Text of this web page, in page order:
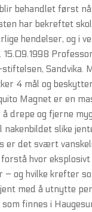
behandlet først
har bekreftet
hendelser, og i
Sandvika.
4 mål og
Magnet er en
drepe og fjerne
slike
er det svært
forstå hvor
– og hvilke krefter
med å utnytte
som finnes i